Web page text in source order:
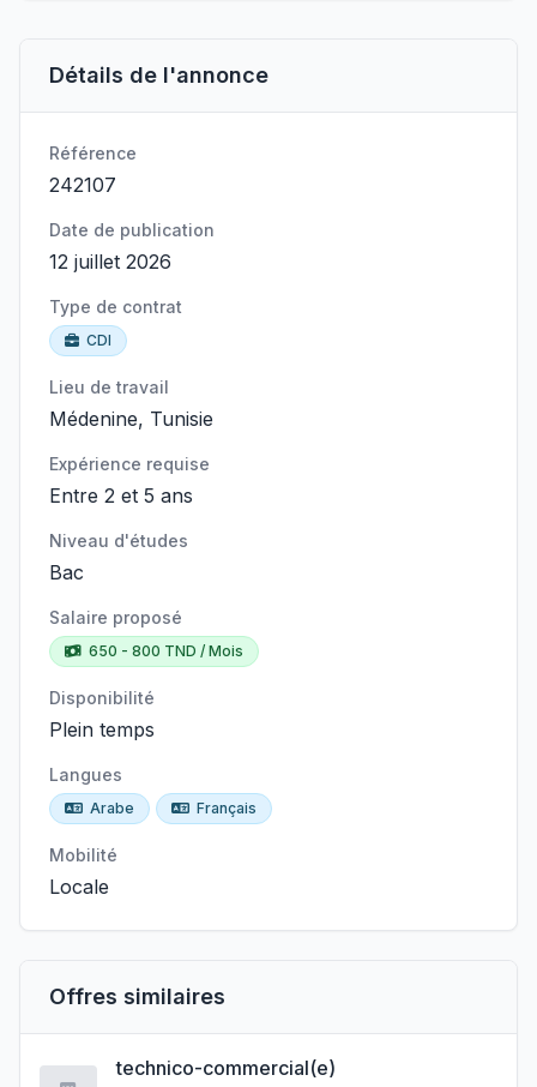
Détails de l'annonce
Référence
242107
Date de publication
12 juillet 2026
Type de contrat
CDI
Lieu de travail
Médenine, Tunisie
Expérience requise
Entre 2 et 5 ans
Niveau d'études
Bac
Salaire proposé
650 - 800 TND / Mois
Disponibilité
Plein temps
Langues
Arabe Français
Mobilité
Locale
Offres similaires
technico-commercial(e)